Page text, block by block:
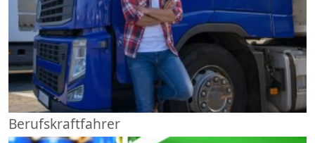
Berufskraftfahrer